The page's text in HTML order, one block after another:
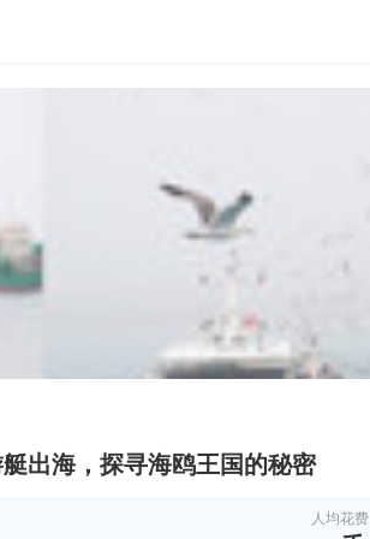
出海，探寻海鸥王国的秘密
人均花费